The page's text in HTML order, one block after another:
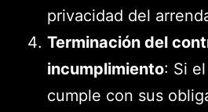
privacidad del
Terminación del
incumplimiento: Si
cumple con sus